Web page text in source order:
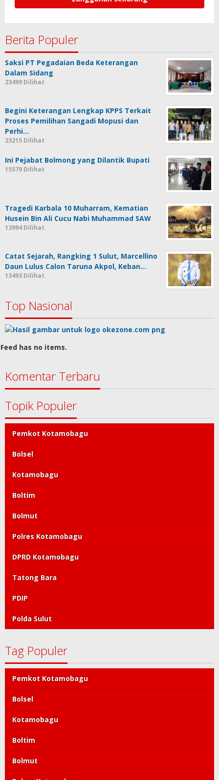
Berita Populer
Saksi PT Pegadaian Beda Keterangan
Dalam Sidang
23499 Dilihat
Begini Keterangan Lengkap KPPS Terkait
Proses Pemilihan Sangadi Mopusi dan
Perhi…
23215 Dilihat
Ini Pejabat Bolmong yang Dilantik Bupati
15579 Dilihat
Tragedi Karbala 10 Muharram, Kematian
Husein Bin Ali Cucu Nabi Muhammad SAW
13994 Dilihat
Catat Sejarah, Rangking 1 Sulut, Marcellino
Daun Lulus Calon Taruna Akpol, Keban…
13493 Dilihat
Top Nasional
Feed has no items.
Komentar Terbaru
Topik Populer
Pemkot Kotamobagu
Bolsel
Kotamobagu
Boltim
Bolmut
Polres Kotamobagu
DPRD Kotamobagu
Tatong Bara
PDIP
Polda Sulut
Tag Populer
Pemkot Kotamobagu
Bolsel
Kotamobagu
Boltim
Bolmut